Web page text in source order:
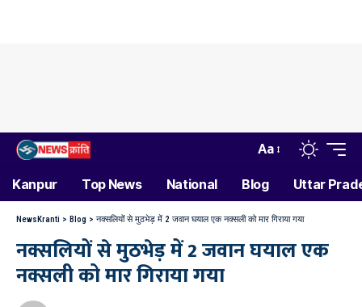
Aa
Kanpur Top News National Blog Uttar
NewsKranti > Blog > नक्सलियों से मुठभेड़ में 2 जवान घयाल एक नक्सली को मार गिराया गया
नक्सलियों से मुठभेड़ में 2 जवान घयाल एक
नक्सली को मार गिराया गया